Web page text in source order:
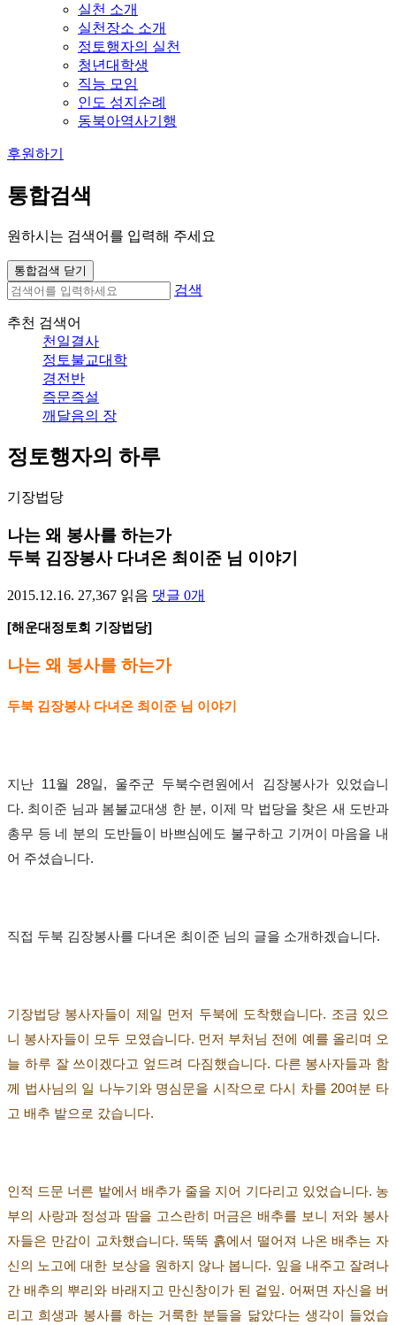
실천 소개
실천장소 소개
정토행자의 실천
청년대학생
직능 모임
인도 성지순례
동북아역사기행
후원하기
통합검색
원하시는 검색어를 입력해 주세요
통합검색 닫기
검색
추천 검색어
천일결사
정토불교대학
경전반
즉문즉설
깨달음의 장
정토행자의 하루
기장법당
나는 왜 봉사를 하는가
두북 김장봉사 다녀온 최이준 님 이야기
2015.12.16. 27,367 읽음 댓글 0개
[해운대정토회 기장법당]
나는 왜 봉사를 하는가
두북 김장봉사 다녀온 최이준 님 이야기
지난 11월 28일, 울주군 두북수련원에서 김장봉사가 있었습니
다. 최이준 님과 봄불교대생 한 분, 이제 막 법당을 찾은 새 도반과
총무 등 네 분의 도반들이 바쁘심에도 불구하고 기꺼이 마음을 내
어 주셨습니다.
직접 두북 김장봉사를 다녀온 최이준 님의 글을 소개하겠습니다.
기장법당 봉사자들이 제일 먼저 두북에 도착했습니다. 조금 있으
니 봉사자들이 모두 모였습니다. 먼저 부처님 전에 예를 올리며 오
늘 하루 잘 쓰이겠다고 엎드려 다짐했습니다. 다른 봉사자들과 함
께 법사님의 일 나누기와 명심문을 시작으로 다시 차를 20여분 타
고 배추 밭으로 갔습니다.
인적 드문 너른 밭에서 배추가 줄을 지어 기다리고 있었습니다. 농
부의 사랑과 정성과 땀을 고스란히 머금은 배추를 보니 저와 봉사
자들은 만감이 교차했습니다. 뚝뚝 흙에서 떨어져 나온 배추는 자
신의 노고에 대한 보상을 원하지 않나 봅니다. 잎을 내주고 잘려나
간 배추의 뿌리와 바래지고 만신창이가 된 겉잎. 어쩌면 자신을 버
리고 희생과 봉사를 하는 거룩한 분들을 닮았다는 생각이 들었습